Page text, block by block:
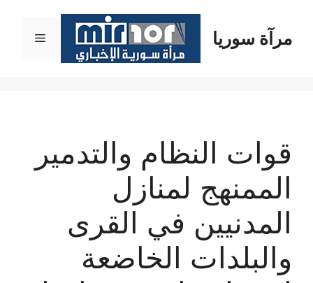
المحتوىمرآة سوريا القائمة
قوات النظام والتدمير
الممنهج لمنازل
المدنيين في القرى
والبلدات الخاضعة